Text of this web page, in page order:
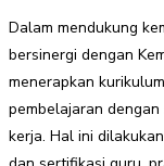
Dalam mendukung
bersinergi dengan
menerapkan
pembelajaran
kerja. Hal ini